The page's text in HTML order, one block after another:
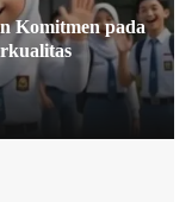
Komitmen pada